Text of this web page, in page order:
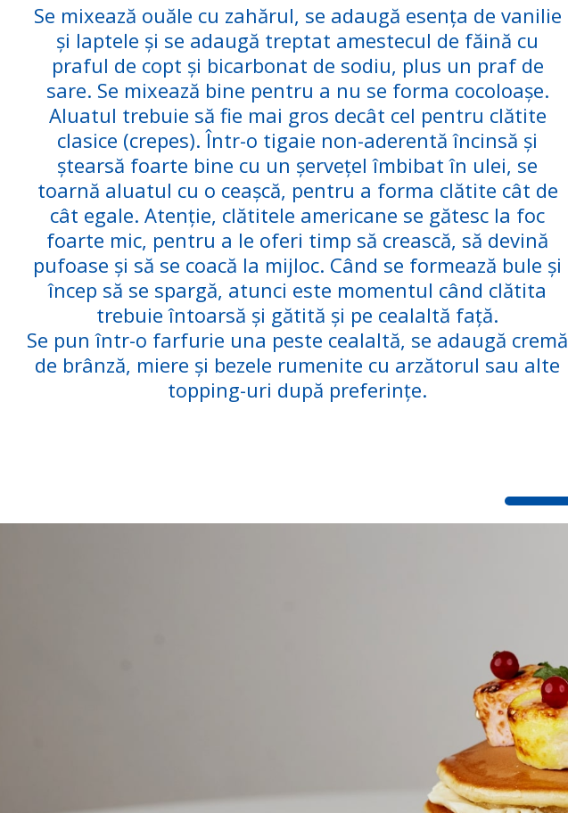
Se mixează ouăle cu zahărul, se adaugă esența de vanilie
și laptele și se adaugă treptat amestecul de făină cu
praful de copt și bicarbonat de sodiu, plus un praf de
sare. Se mixează bine pentru a nu se forma cocoloașe.
Aluatul trebuie să fie mai gros decât cel pentru clătite
clasice (crepes). Într-o tigaie non-aderentă încinsă și
ștearsă foarte bine cu un șervețel îmbibat în ulei, se
toarnă aluatul cu o ceașcă, pentru a forma clătite cât de
cât egale. Atenție, clătitele americane se gătesc la foc
foarte mic, pentru a le oferi timp să crească, să devină
pufoase și să se coacă la mijloc. Când se formează bule și
încep să se spargă, atunci este momentul când clătita
trebuie întoarsă și gătită și pe cealaltă față.
Se pun într-o farfurie una peste cealaltă, se adaugă cremă
de brânză, miere și bezele rumenite cu arzătorul sau alte
topping-uri după preferințe.